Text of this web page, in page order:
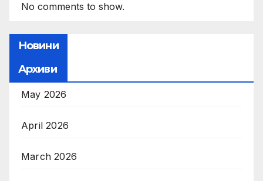
No comments to show.
Новини
Архиви
May 2026
April 2026
March 2026